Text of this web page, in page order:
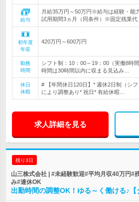
給与
月給35万円～50万円※給与は経験・能
試用期間3ヵ月（同条件）※固定残業代
初年度
年収
420万円～600万円
勤務
時間
シフト制：10：00～19：00（実働8時
時間は30時間以内に収まる見込み…
休日
休暇
# 【年間休日120日】* 週休2日制（シ
により調整あり* 祝日* 有給休暇…
求人詳細を見る
残り3日
山三株式会社 | #未経験歓迎#平均月収40万円#
み#連休OK
出勤時間の調整OK！ゆる～く働ける♪【